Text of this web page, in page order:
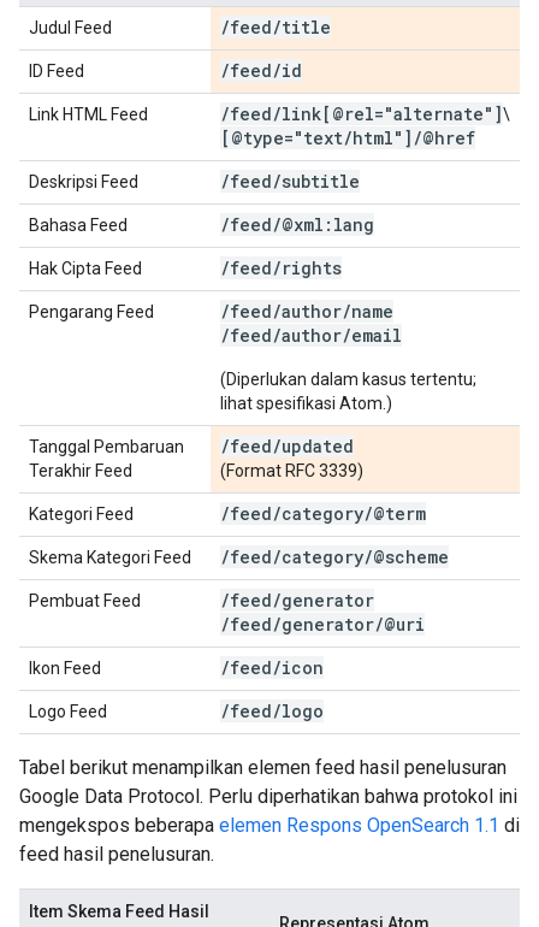
Judul Feed /feed/title
ID Feed /feed/id
Link HTML Feed /feed/link[@rel="alternate"]\
[@type="text/html"] /@href
Deskripsi Feed /feed/subtitle
Bahasa Feed /feed/@xml:lang
Hak Cipta Feed /feed/rights
Pengarang Feed
/feed/author/name
/feed/author/email
(Diperlukan dalam kasus tertentu;
lihat spesifikasi Atom.)
Tanggal Pembaruan
Terakhir Feed
/feed/updated
(Format RFC 3339)
Kategori Feed /feed/category/@term
Skema Kategori Feed /feed/category/@scheme
Pembuat Feed /feed/generator
/feed/generator/@uri
Ikon Feed /feed/icon
Logo Feed /feed/logo
Tabel berikut menampilkan elemen feed hasil penelusuran
Google Data Protocol. Perlu diperhatikan bahwa protokol ini
mengekspos beberapa elemen Respons OpenSearch 1.1 di
feed hasil penelusuran.
Item Skema Feed Hasil